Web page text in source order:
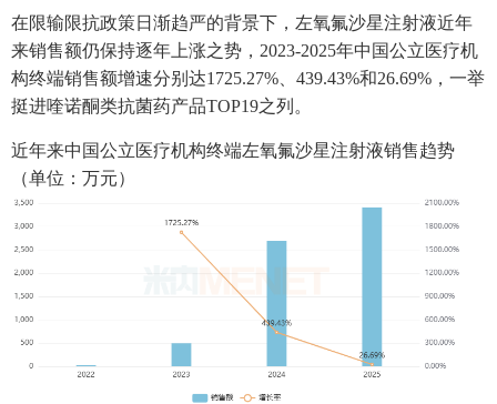
在限输限抗政策日渐趋严的背景下，左氧氟沙星注射液近年
来销售额仍保持逐年上涨之势，2023-2025年中国公立医疗机
构终端销售额增速分别达1725.27%、439.43%和26.69%，一举
挺进喹诺酮类抗菌药产品TOP19之列。
近年来中国公立医疗机构终端左氧氟沙星注射液销售趋势
（单位：万元）